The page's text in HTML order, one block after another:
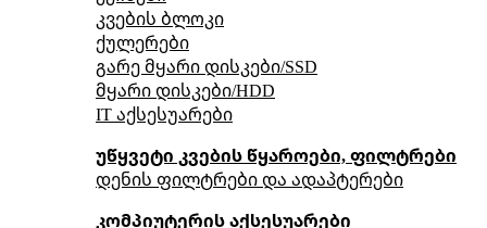
კვების ბლოკი
ქულერები
გარე მყარი დისკები/SSD
მყარი დისკები/HDD
IT აქსესუარები
უწყვეტი კვების წყაროები, ფილტრები
დენის ფილტრები და ადაპტერები
კომპიუტერის აქსესუარები